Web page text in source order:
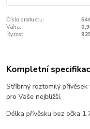
Číslo produktu:
Váha:
Ryzost:
Kompletní
Stříbrný roztomilý
pro Vaše nejbližší.
Délka přívěsku bez očka